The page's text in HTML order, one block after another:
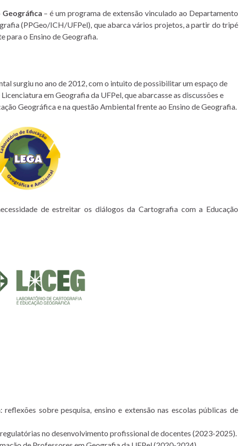
– é um programa de extensão vinculado ao Departamento
(PPGeo/ICH/UFPel), que abarca vários projetos, a partir do tripé
para o Ensino de Geografia.
surgiu no ano de 2012, com o intuito depossibilitar um espaço de
em Geografia da UFPel, que abarcasse as discussões e
Geográfica e na questão Ambiental frente ao Ensino de Geografia.
de estreitar os diálogos da Cartografia coma Educação
sobre pesquisa, ensino e extensão nas escolas públicas de
no desenvolvimento profissional de docentes (2023-2025).